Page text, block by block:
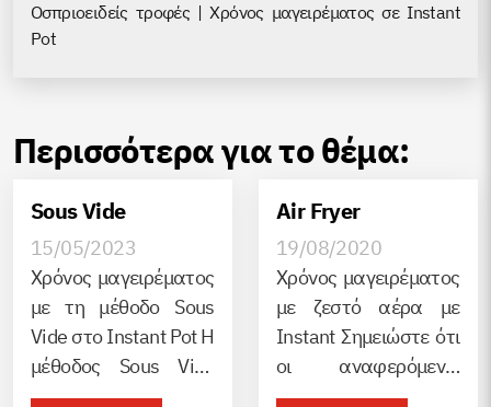
Οσπριοειδείς τροφές | Χρόνος μαγειρέματος σε Instant
Pot
Περισσότερα για το θέμα:
Sous Vide
15/05/2023
Χρόνος μαγειρέματος
με τη μέθοδο Sous
Vide στο Instant Pot Η
μέθοδος Sous Vide
είναι μοναδική επειδή
Air Fryer
19/08/2020
Χρόνος μαγειρέματος
με ζεστό αέρα με
Instant Σημειώστε ότι
οι αναφερόμενοι
χρόνοι μαγειρέματος